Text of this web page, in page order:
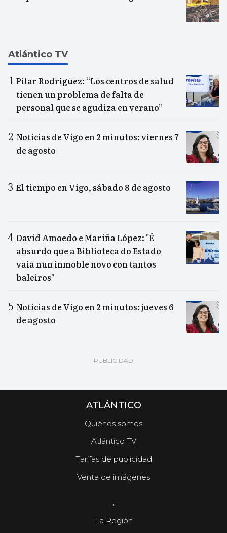
Atlántico TV
Pilar Rodríguez: “Los centros de salud
tienen un problema de falta de
personal que se agudiza en verano”
Noticias de Vigo en 2 minutos: viernes 7
de agosto
El tiempo en Vigo, sábado 8 de agosto
David Amoedo e Mariña López: "É
absurdo que a Biblioteca do Estado
vaia nun inmoble novo con tantos
baleiros"
Noticias de Vigo en 2 minutos: jueves 6
de agosto
ATLÁNTICO
Quiénes somos
Atlántico TV
Tarifas de publicidad
Venta de imágenes
.
La Región